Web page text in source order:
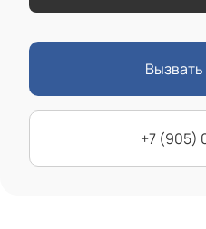
Вызвать
+7 (905)